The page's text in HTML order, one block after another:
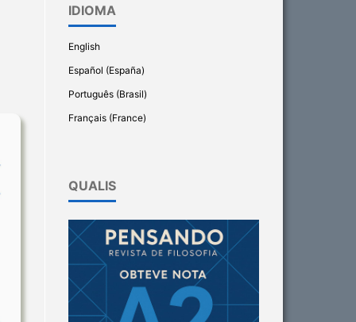
IDIOMA
English
Español (España)
Português (Brasil)
Français (France)
QUALIS